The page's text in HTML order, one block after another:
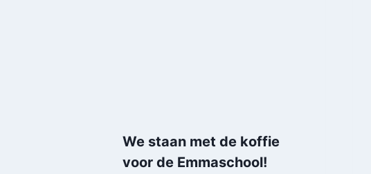
We staan met de koffie
voor de Emmaschool!